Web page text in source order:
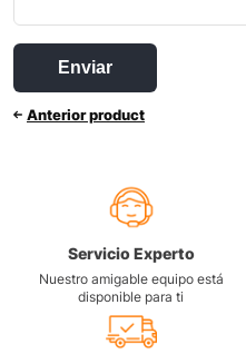
Anterior product
Servicio Experto
Nuestro amigable equipo está
disponible para ti